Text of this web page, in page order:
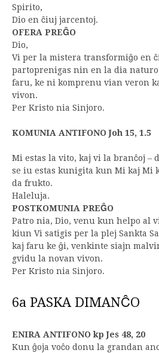
Spirito,
Dio en ĉiuj jarcentoj.
OFERA PREĜO
Dio,
Vi per la mistera transformiĝo en
partoprenigas nin en la dia
faru, ke ni komprenu vian veron
vivon.
Per Kristo nia Sinjoro.
KOMUNIA ANTIFONO Joh 15, 1.5
Mi estas la vito, kaj vi la branĉoj –
se iu estas kunigita kun Mi kaj Mi
da frukto.
Haleluja.
POSTKOMUNIA PREĜO
Patro nia, Dio, venu kun helpo al
kiun Vi satigis per la plej Sankta
kaj faru ke ĝi, venkinte siajn
gvidu la novan vivon.
Per Kristo nia Sinjoro.
6a PASKA DIMANĈO
ENIRA ANTIFONO kp Jes 48, 20
Kun ĝoja voĉo donu la grandan